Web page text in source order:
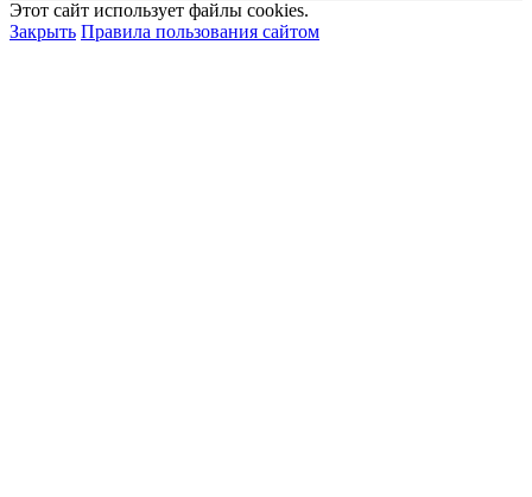
Этот сайт использует файлы cookies.
Закрыть Правила пользования сайтом